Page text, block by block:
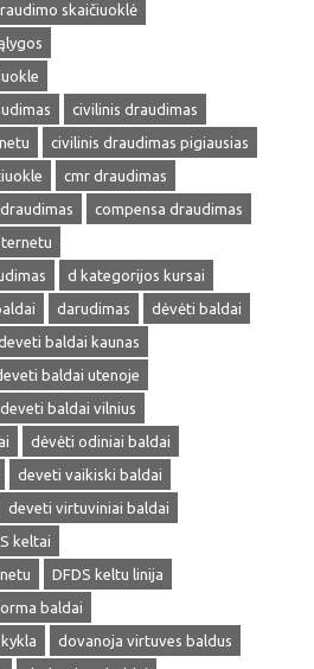
skaičiuoklė
civilinis draudimas
civilinis draudimas pigiausias
cmr draudimas
compensa draudimas
d kategorijos kursai
darudimas
dėvėti baldai
baldai kaunas
baldai utenoje
deveti baldai vilnius
dėvėti odiniai baldai
deveti vaikiski baldai
deveti virtuviniai baldai
keltai
DFDS keltu linija
baldai
dovanoja virtuves baldus